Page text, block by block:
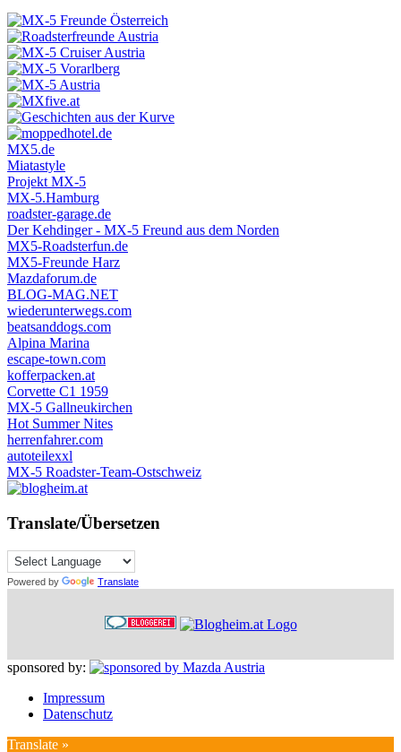
MX5.de
Miatastyle
Projekt MX-5
MX-5.Hamburg
roadster-garage.de
Der Kehdinger - MX-5 Freund aus dem Norden
MX5-Roadsterfun.de
MX5-Freunde Harz
Mazdaforum.de
BLOG-MAG.NET
wiederunterwegs.com
beatsanddogs.com
Alpina Marina
escape-town.com
kofferpacken.at
Corvette C1 1959
MX-5 Gallneukirchen
Hot Summer Nites
herrenfahrer.com
autoteilexxl
MX-5 Roadster-Team-Ostschweiz
Translate/Übersetzen
Powered by Translate
sponsored by:
Impressum
Datenschutz
Translate »